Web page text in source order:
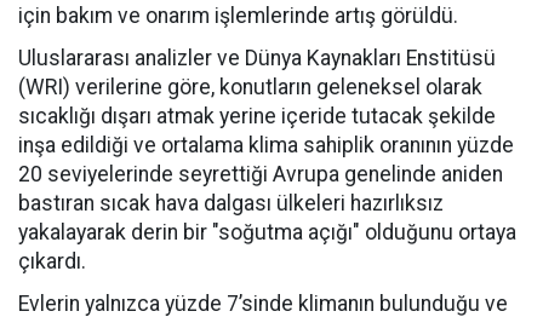
için bakım ve onarım işlemlerinde artış görüldü.
Uluslararası analizler ve Dünya Kaynakları Enstitüsü
(WRI) verilerine göre, konutların geleneksel olarak
sıcaklığı dışarı atmak yerine içeride tutacak şekilde
inşa edildiği ve ortalama klima sahiplik oranının yüzde
20 seviyelerinde seyrettiği Avrupa genelinde aniden
bastıran sıcak hava dalgası ülkeleri hazırlıksız
yakalayarak derin bir "soğutma açığı" olduğunu ortaya
çıkardı.
Evlerin yalnızca yüzde 7’sinde klimanın bulunduğu ve